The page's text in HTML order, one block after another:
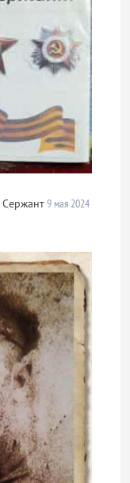
Сержант9 мая 2024